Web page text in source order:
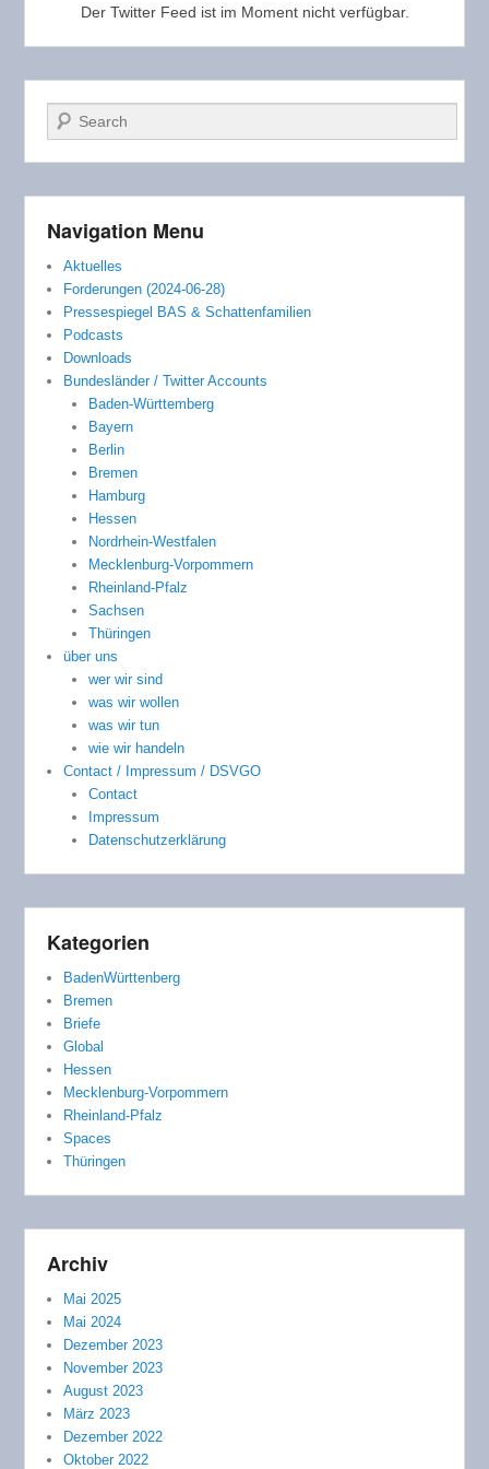
Der Twitter Feed ist im Moment nicht verfügbar.
Suchen
Navigation Menu
Aktuelles
Forderungen (2024-06-28)
Pressespiegel BAS & Schattenfamilien
Podcasts
Downloads
Bundesländer / Twitter Accounts
Baden-Württemberg
Bayern
Berlin
Bremen
Hamburg
Hessen
Nordrhein-Westfalen
Mecklenburg-Vorpommern
Rheinland-Pfalz
Sachsen
Thüringen
über uns
wer wir sind
was wir wollen
was wir tun
wie wir handeln
Contact / Impressum / DSVGO
Contact
Impressum
Datenschutzerklärung
Kategorien
BadenWürttenberg
Bremen
Briefe
Global
Hessen
Mecklenburg-Vorpommern
Rheinland-Pfalz
Spaces
Thüringen
Archiv
Mai 2025
Mai 2024
Dezember 2023
November 2023
August 2023
März 2023
Dezember 2022
Oktober 2022